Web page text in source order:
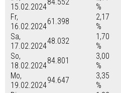
15.02.2024
%
Fr,
16.02.2024
61.398
2,17
%
Sa,
17.02.2024
48.032
1,70
%
So,
18.02.2024
84.801
3,00
%
Mo,
19.02.2024
94.647
3,35
%